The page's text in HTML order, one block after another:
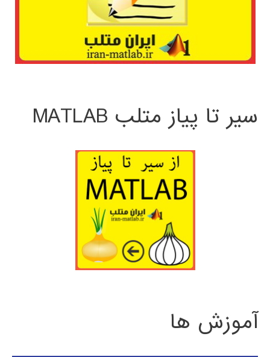
سیر تا پیاز متلب MATLAB
آموزش ها